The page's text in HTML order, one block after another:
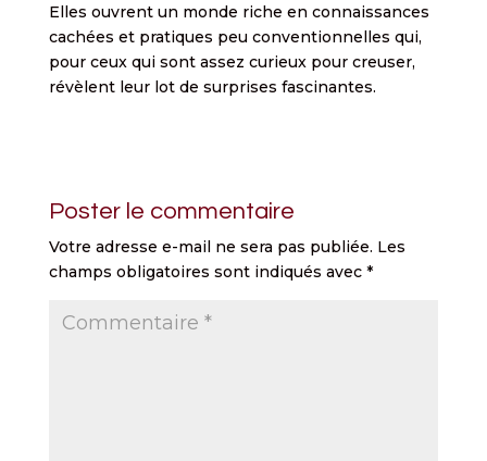
Elles ouvrent un monde riche en connaissances
cachées et pratiques peu conventionnelles qui,
pour ceux qui sont assez curieux pour creuser,
révèlent leur lot de surprises fascinantes.
Poster le commentaire
Votre adresse e-mail ne sera pas publiée. Les
champs obligatoires sont indiqués avec *